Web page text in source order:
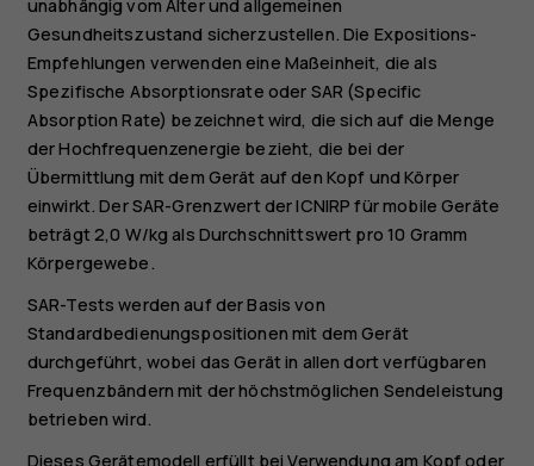
unabhängig vom Alter und allgemeinen
Gesundheitszustand sicherzustellen. Die Expositions-
Empfehlungen verwenden eine Maßeinheit, die als
Spezifische Absorptionsrate oder SAR (Specific
Absorption Rate) bezeichnet wird, die sich auf die Menge
der Hochfrequenzenergie bezieht, die bei der
Übermittlung mit dem Gerät auf den Kopf und Körper
einwirkt. Der SAR-Grenzwert der ICNIRP für mobile Geräte
beträgt 2,0 W/kg als Durchschnittswert pro 10 Gramm
Körpergewebe.
SAR-Tests werden auf der Basis von
Standardbedienungspositionen mit dem Gerät
durchgeführt, wobei das Gerät in allen dort verfügbaren
Frequenzbändern mit der höchstmöglichen Sendeleistung
betrieben wird.
Dieses Gerätemodell erfüllt bei Verwendung am Kopf oder